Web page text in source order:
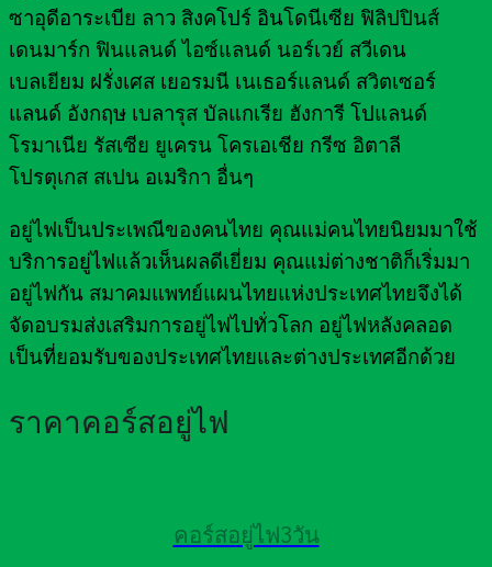
ซาอุดีอาระเบีย ลาว สิงคโปร์ อินโดนีเซีย ฟิลิปปินส์
เดนมาร์ก ฟินแลนด์ ไอซ์แลนด์ นอร์เวย์ สวีเดน
เบลเยียม ฝรั่งเศส เยอรมนี เนเธอร์แลนด์ สวิตเซอร์
แลนด์ อังกฤษ เบลารุส บัลแกเรีย ฮังการี โปแลนด์
โรมาเนีย รัสเซีย ยูเครน โครเอเชีย กรีซ อิตาลี
โปรตุเกส สเปน อเมริกา อื่นๆ
อยู่ไฟเป็นประเพณีของคนไทย คุณแม่คนไทยนิยมมาใช้
บริการอยู่ไฟแล้วเห็นผลดีเยี่ยม คุณแม่ต่างชาติก็เริ่มมา
อยู่ไฟกัน สมาคมแพทย์แผนไทยแห่งประเทศไทยจึงได้
จัดอบรมส่งเสริมการอยู่ไฟไปทั่วโลก อยู่ไฟหลังคลอด
เป็นที่ยอมรับของประเทศไทยและต่างประเทศอีกด้วย
ราคาคอร์สอยู่ไฟ
คอร์สอยู่ไฟ3วัน